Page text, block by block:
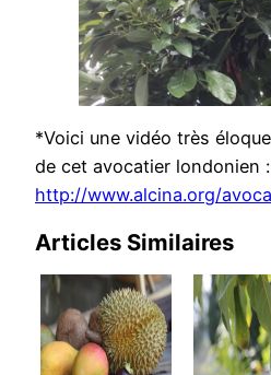
*Voici une vidéo très
de cet avocatier londonien :
http://www.alcina.org/
Articles Similaires